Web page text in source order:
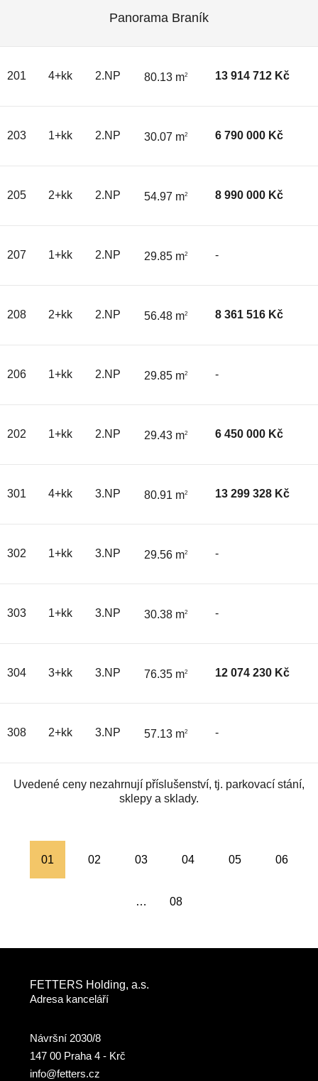
Panorama Braník
201 4+kk 2.NP 80.13 m2 13 914 712 Kč
203 1+kk 2.NP 30.07 m2 6 790 000 Kč
205 2+kk 2.NP 54.97 m2 8 990 000 Kč
207 1+kk 2.NP 29.85 m2 -
208 2+kk 2.NP 56.48 m2 8 361 516 Kč
206 1+kk 2.NP 29.85 m2 -
202 1+kk 2.NP 29.43 m2 6 450 000 Kč
301 4+kk 3.NP 80.91 m2 13 299 328 Kč
302 1+kk 3.NP 29.56 m2 -
303 1+kk 3.NP 30.38 m2 -
304 3+kk 3.NP 76.35 m2 12 074 230 Kč
308 2+kk 3.NP 57.13 m2 -
Uvedené ceny nezahrnují příslušenství, tj. parkovací stání,
sklepy a sklady.
01 02 03 04 05 06
… 08
FETTERS Holding, a.s.
Adresa kanceláří
Návršní 2030/8
147 00 Praha 4 - Krč
info@fetters.cz